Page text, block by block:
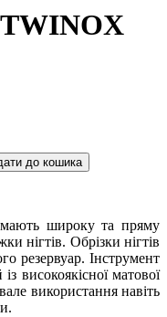
TWINOX
широку та пряму
нігтів. Обрізки нігтів
резервуар. Інструмент
високоякісної матової
використання навіть